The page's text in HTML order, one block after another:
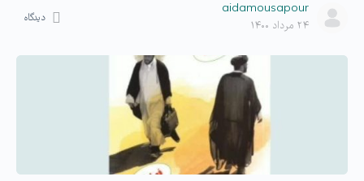
aidamousapour
۲۴ مرداد ۱۴۰۰
دیدگاه